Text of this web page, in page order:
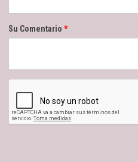
Su Comentario